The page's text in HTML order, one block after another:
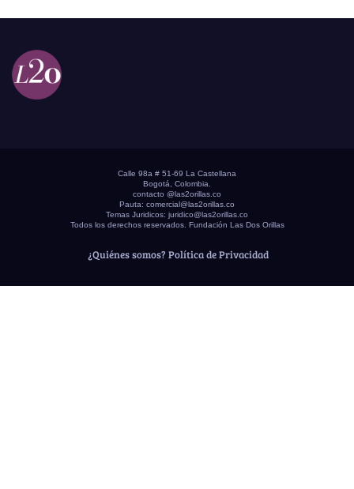
Calle 98a # 51-69 La Castellana
Bogotá, Colombia.
contacto @las2orillas.co
Pauta: comercial@las2orillas.co
Temas Juridicos: juridico@las2orillas.co
Todos los derechos reservados. Fundación Las Dos Orillas
¿Quiénes somos? Política de Privacidad